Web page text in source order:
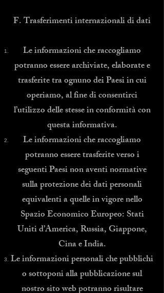
F. Trasferimenti internazionali di dati
Le informazioni che raccogliamo
potranno essere archiviate, elaborate e
trasferite tra ognuno dei Paesi in cui
operiamo, al fine di consentirci
l’utilizzo delle stesse in conformità con
questa informativa.
Le informazioni che raccogliamo
potranno essere trasferite verso i
seguenti Paesi non aventi normative
sulla protezione dei dati personali
equivalenti a quelle in vigore nello
Spazio Economico Europeo: Stati
Uniti d’America, Russia, Giappone,
Cina e India.
Le informazioni personali che pubblichi
o sottoponi alla pubblicazione sul
nostro sito web potranno risultare